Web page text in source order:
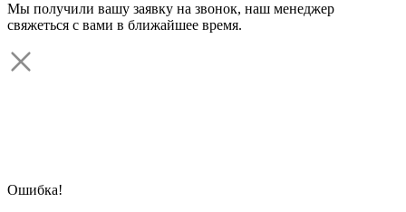
Мы получили вашу заявку на звонок, наш менеджер
свяжеться с вами в ближайшее время.
Ошибка!